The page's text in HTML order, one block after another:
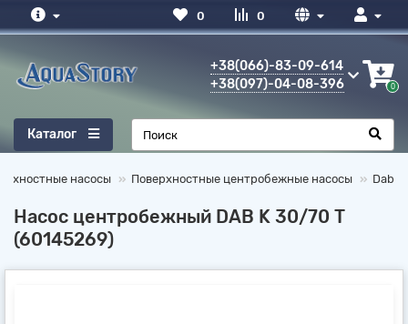
0
0
+38(066)-83-09-614
+38(097)-04-08-396
0
Каталог
насосы Поверхностные центробежные насосы Dab
Насос центробежный DAB K 30/70 T
(60145269)